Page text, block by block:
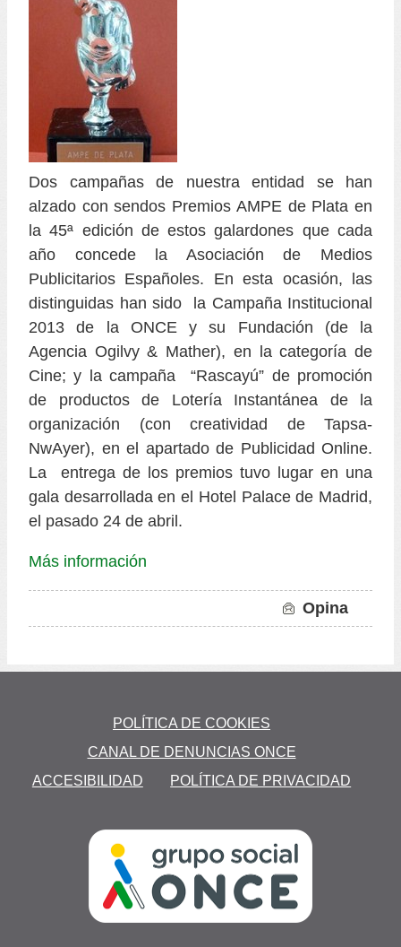
Dos campañas de nuestra entidad se han
alzado con sendos Premios AMPE de Plata en
la 45ª edición de estos galardones que cada
año concede la Asociación de Medios
Publicitarios Españoles. En esta ocasión, las
distinguidas han sido la Campaña Institucional
2013 de la ONCE y su Fundación (de la
Agencia Ogilvy & Mather), en la categoría de
Cine; y la campaña “Rascayú” de promoción
de productos de Lotería Instantánea de la
organización (con creatividad de Tapsa-
NwAyer), en el apartado de Publicidad Online.
La entrega de los premios tuvo lugar en una
gala desarrollada en el Hotel Palace de Madrid,
el pasado 24 de abril.
Más información
Opina
POLÍTICA DE COOKIES
CANAL DE DENUNCIAS ONCE
ACCESIBILIDAD
POLÍTICA DE PRIVACIDAD